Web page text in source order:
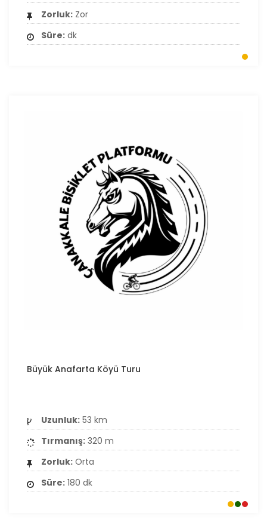
Zorluk: Zor
Süre: dk
Büyük Anafarta Köyü Turu
Uzunluk: 53 km
Tırmanış: 320 m
Zorluk: Orta
Süre: 180 dk